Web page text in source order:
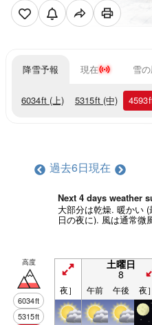
降雪予報 現在 雪
6034ft (上) 5315ft (中) 4593
過去6日現在
Next 4 days weather
大部分は乾燥. 暖かい
日の夜に). 風は通常微
高度
6034ft
5315ft
土曜日
8
夜］ 午前 午後 夜］